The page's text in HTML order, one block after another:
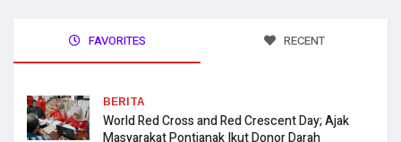
FAVORITES RECENT
BERITA
World Red Cross and Red Crescent Day; Ajak
Masyarakat Pontianak Ikut Donor Darah